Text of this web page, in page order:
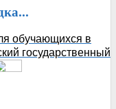
обучающихся в
государственный